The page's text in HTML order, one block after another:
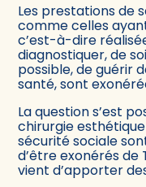
Les prestations de
comme celles
c’est-à-dire
diagnostiquer, de
possible, de guérir
santé, sont
La question s’est
chirurgie
sécurité sociale
d’être exonérés de
vient d’apporter